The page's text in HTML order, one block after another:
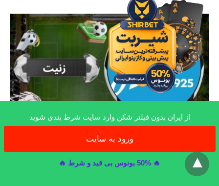
راهنمای شرط بندی روی زنیت همراه با بونوس
200 درصد و پخش زنده بازی زنیت
از ایران بدون فیلتر شکن وارد سایت شرط بندی شوید
ورود به سایت
🔥 50% بونوس بی قید و شرط 🔥